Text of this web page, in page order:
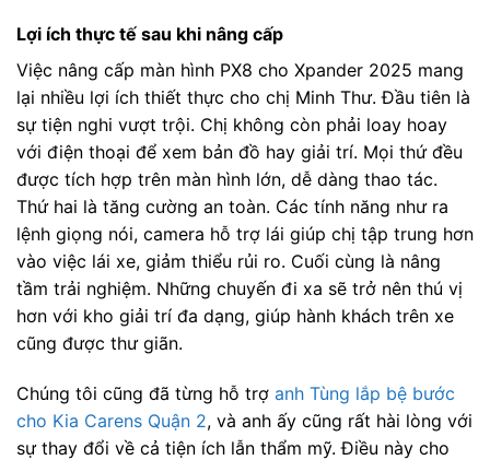
Lợi ích thực tế sau khi nâng cấp
Việc nâng cấp màn hình PX8 cho Xpander 2025 mang
lại nhiều lợi ích thiết thực cho chị Minh Thư. Đầu tiên là
sự tiện nghi vượt trội. Chị không còn phải loay hoay
với điện thoại để xem bản đồ hay giải trí. Mọi thứ đều
được tích hợp trên màn hình lớn, dễ dàng thao tác.
Thứ hai là tăng cường an toàn. Các tính năng như ra
lệnh giọng nói, camera hỗ trợ lái giúp chị tập trung hơn
vào việc lái xe, giảm thiểu rủi ro. Cuối cùng là nâng
tầm trải nghiệm. Những chuyến đi xa sẽ trở nên thú vị
hơn với kho giải trí đa dạng, giúp hành khách trên xe
cũng được thư giãn.
Chúng tôi cũng đã từng hỗ trợ anh Tùng lắp bệ bước
cho Kia Carens Quận 2, và anh ấy cũng rất hài lòng với
sự thay đổi về cả tiện ích lẫn thẩm mỹ. Điều này cho